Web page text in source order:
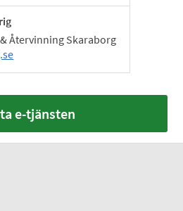
Återvinning Skaraborg
e-tjänsten